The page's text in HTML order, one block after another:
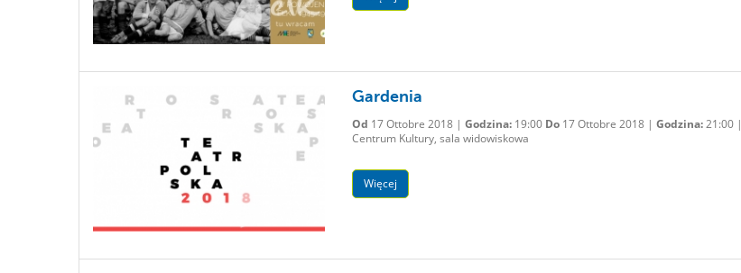
Gardenia
Od 17 Ottobre 2018 | Godzina:19:00 Do17 Ottobre 2018 | Godzina:21:00 |
Centrum Kultury, sala widowiskowa
Więcej